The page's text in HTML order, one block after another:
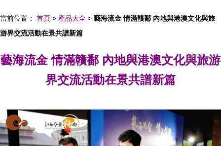
當前位置： 首頁 > 產品大全 > 藝海流金 情滿贛鄱 內地與港澳文化與旅
游界交流活動在景共譜新篇
藝海流金 情滿贛鄱 內地與港澳文化與旅游
界交流活動在景共譜新篇